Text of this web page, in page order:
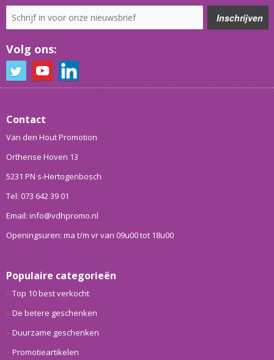
Volg ons:
Contact
Van den Hout Promotion
Orthense Hoven 13
5231 PN s-Hertogenbosch
Tel: 073 642 39 01
Email: info@vdhpromo.nl
Openingsuren: ma t/m vr van 09u00 tot 18u00
Populaire categorieën
Top 10 best verkocht
De betere geschenken
Duurzame geschenken
Promotieartikelen